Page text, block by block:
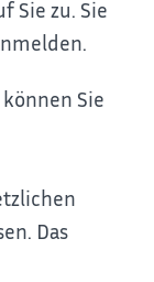
Sie zu. Sie
Sie
Das